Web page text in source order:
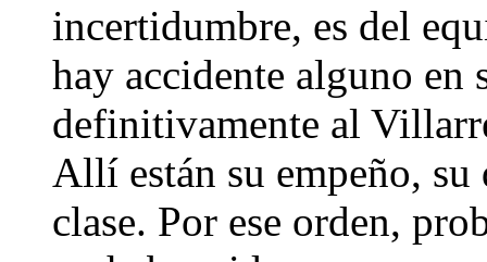
incertidumbre, es del
hay accidente alguno en
definitivamente al
Allí están su empeño,
clase. Por ese orden,